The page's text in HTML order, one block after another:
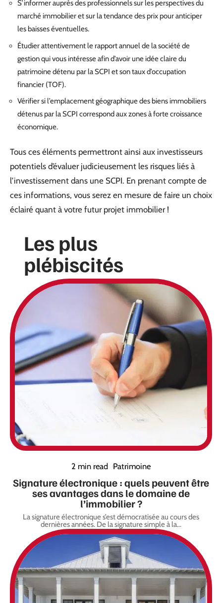
S’informer auprès des professionnels sur les perspectives du
marché immobilier et sur la tendance des prix pour anticiper
les baisses éventuelles.
Étudier attentivement le rapport annuel de la société de
gestion qui vous intéresse afin d’avoir une idée claire du
patrimoine détenu par la SCPI et son taux d’occupation
financier (TOF).
Vérifier si l’emplacement géographique des biens immobiliers
détenus par la SCPI correspond aux zones à forte croissance
économique.
Tous ces éléments permettront ainsi aux investisseurs
potentiels d’évaluer judicieusement les risques liés à
l’investissement dans une SCPI. En prenant compte de
ces informations, vous serez en mesure de faire un choix
éclairé quant à votre futur projet immobilier !
Les plus
plébiscités
2 min read Patrimoine
Signature électronique : quels peuvent être
ses avantages dans le domaine de
l’immobilier ?
La signature électronique s’est démocratisée au cours des
dernières années. De la signature simple à la…